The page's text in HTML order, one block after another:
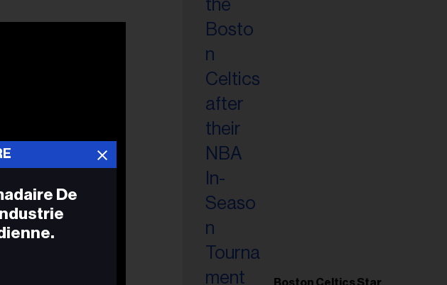
Boston Celtics Star
De